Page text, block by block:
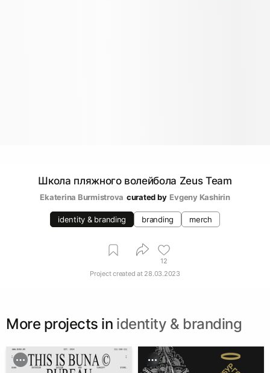
Школа пляжного волейбола Zeus Team
Ekaterina Burmistrova curated by Evgeny Kashirin
identity & branding branding merch
12
Project created at 28.03.2023
More projects in identity & branding